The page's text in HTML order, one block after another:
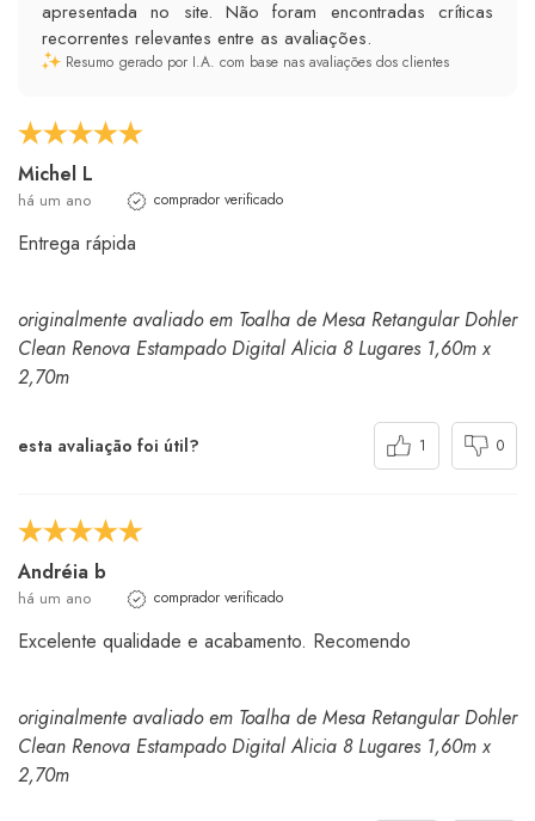
apresentada no site. Não foram encontradas críticas
recorrentes relevantes entre as avaliações.
Resumo gerado por I.A. com base nas avaliações dos clientes
Michel L
há um ano comprador verificado
Entrega rápida
originalmente avaliado em Toalha de Mesa Retangular Dohler
Clean Renova Estampado Digital Alicia 8 Lugares 1,60m x
2,70m
esta avaliação foi útil? 1 0
Andréia b
há um ano comprador verificado
Excelente qualidade e acabamento. Recomendo
originalmente avaliado em Toalha de Mesa Retangular Dohler
Clean Renova Estampado Digital Alicia 8 Lugares 1,60m x
2,70m